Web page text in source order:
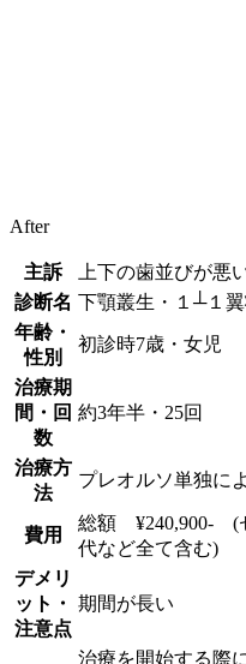
After
主訴
上下の歯並びが悪
診断名 下顎叢生・１┴１
年齢・
性別
初診時7歳・女児
治療期
間・回
数
約3年半・25回
治療方
法
プレオルソ単独に
費用
総額 ¥240,900- (
代など全て含む)
デメリ
ット・
注意点
期間が長い
治療を開始する際